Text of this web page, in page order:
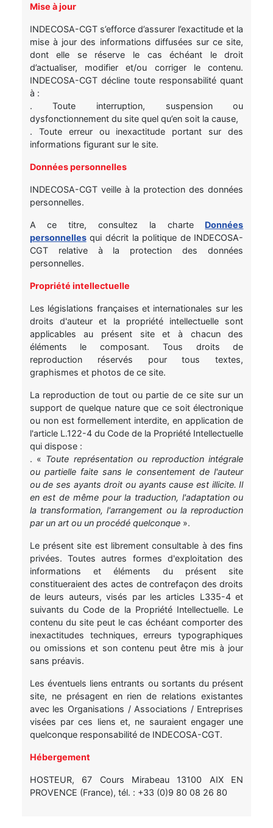
Mise à jour
INDECOSA-CGT s’efforce d’assurer l’exactitude et la
mise à jour des informations diffusées sur ce site,
dont elle se réserve le cas échéant le droit
d’actualiser, modifier et/ou corriger le contenu.
INDECOSA-CGT décline toute responsabilité quant
à :
. Toute interruption, suspension ou
dysfonctionnement du site quel qu’en soit la cause,
. Toute erreur ou inexactitude portant sur des
informations figurant sur le site.
Données personnelles
INDECOSA-CGT veille à la protection des données
personnelles.
A ce titre, consultez la charte Données
personnellesqui décrit la politique de INDECOSA-
CGT relative à la protection des données
personnelles.
Propriété intellectuelle
Les législations françaises et internationales sur les
droits d'auteur et la propriété intellectuelle sont
applicables au présent site et à chacun des
éléments le composant. Tous droits de
reproduction réservés pour tous textes,
graphismes et photos de ce site.
La reproduction de tout ou partie de ce site sur un
support de quelque nature que ce soit électronique
ou non est formellement interdite, en application de
l'article L.122-4 du Code de la Propriété Intellectuelle
qui dispose :
. « Toute représentation ou reproduction intégrale
ou partielle faite sans le consentement de l'auteur
ou de ses ayants droit ou ayants cause est illicite. Il
en est de même pour la traduction, l'adaptation ou
la transformation, l'arrangement ou la reproduction
par un art ou un procédé quelconque».
Le présent site est librement consultable à des fins
privées. Toutes autres formes d'exploitation des
informations et éléments du présent site
constitueraient des actes de contrefaçon des droits
de leurs auteurs, visés par les articles L335-4 et
suivants du Code de la Propriété Intellectuelle. Le
contenu du site peut le cas échéant comporter des
inexactitudes techniques, erreurs typographiques
ou omissions et son contenu peut être mis à jour
sans préavis.
Les éventuels liens entrants ou sortants du présent
site, ne présagent en rien de relations existantes
avec les Organisations / Associations / Entreprises
visées par ces liens et, ne sauraient engager une
quelconque responsabilité de INDECOSA-CGT.
Hébergement
HOSTEUR, 67 Cours Mirabeau 13100 AIX EN
PROVENCE (France), tél. : +33 (0)9 80 08 26 80